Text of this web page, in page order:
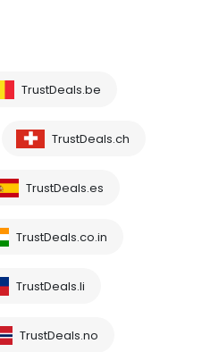
TrustDeals.be
TrustDeals.ch
TrustDeals.es
TrustDeals.co.in
TrustDeals.li
TrustDeals.no